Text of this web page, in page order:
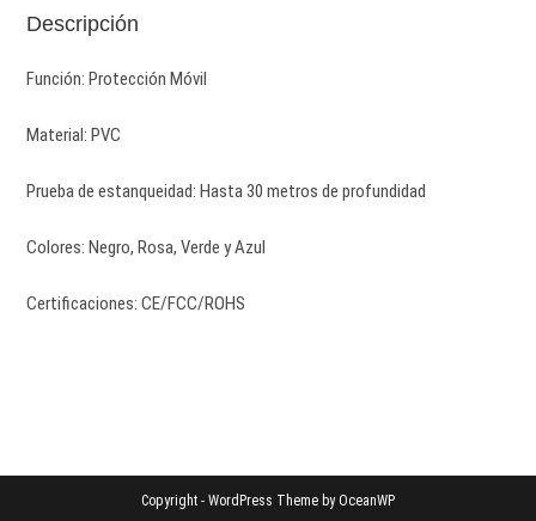
Descripción
Función: Protección Móvil
Material: PVC
Prueba de estanqueidad: Hasta 30 metros de profundidad
Colores: Negro, Rosa, Verde y Azul
Certificaciones: CE/FCC/ROHS
Copyright - WordPress Theme by OceanWP